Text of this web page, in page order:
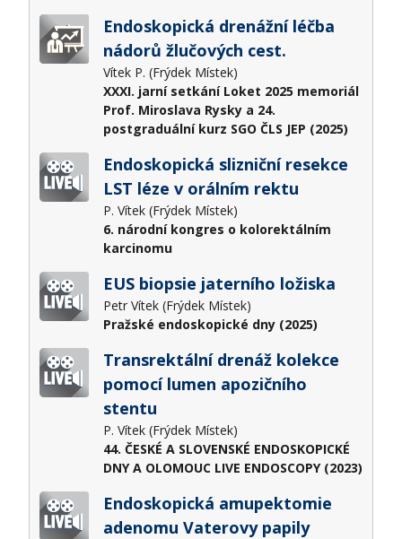
Endoskopická drenážní léčba
nádorů žlučových cest.
Vítek P. (Frýdek Místek)
XXXI. jarní setkání Loket 2025 memoriál
Prof. Miroslava Rysky a 24.
postgraduální kurz SGO ČLS JEP (2025)
Endoskopická slizniční resekce
LST léze v orálním rektu
P. Vítek (Frýdek Místek)
6. národní kongres o kolorektálním
karcinomu
EUS biopsie jaterního ložiska
Petr Vítek (Frýdek Místek)
Pražské endoskopické dny (2025)
Transrektální drenáž kolekce
pomocí lumen apozičního
stentu
P. Vítek (Frýdek Místek)
44. ČESKÉ A SLOVENSKÉ ENDOSKOPICKÉ
DNY A OLOMOUC LIVE ENDOSCOPY (2023)
Endoskopická amupektomie
adenomu Vaterovy papily